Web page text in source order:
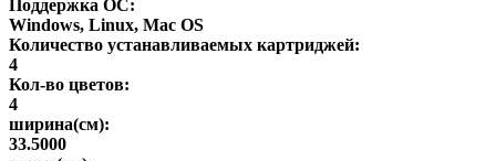
Поддержка ОС:
Windows, Linux, Mac OS
Количество устанавливаемых картриджей:
4
Кол-во цветов:
4
ширина(см):
33.5000